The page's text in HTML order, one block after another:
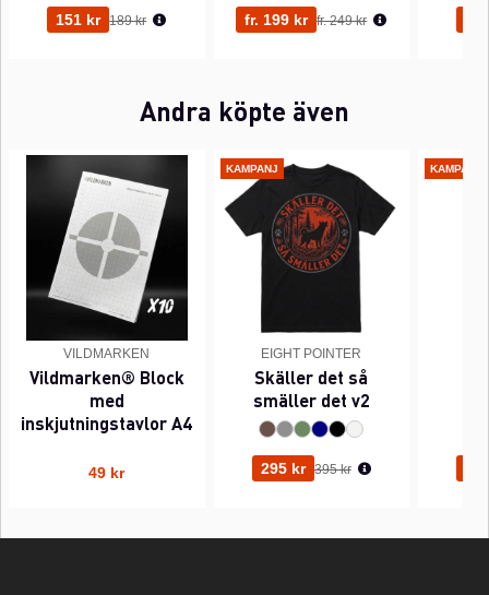
151 kr Ordinarie pris:
189 kr fr. 199 kr Ordinarie pris:
fr. 249 kr
Andra köpte även
VILDMARKEN
Vildmarken® Block
med
inskjutningstavlor A4
49 kr
KAMPANJ
EIGHT POINTER
Skäller det så
smäller det v2
295 kr Ordinarie pris:
395 kr
KAMPANJ